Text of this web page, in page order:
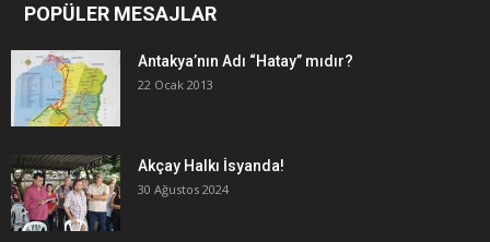
POPÜLER MESAJLAR
Antakya’nın Adı “Hatay” mıdır?
22 Ocak 2013
Akçay Halkı İsyanda!
30 Ağustos 2024